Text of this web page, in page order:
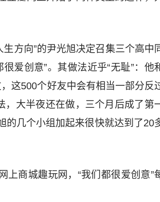
生方向”的尹光旭决定召集三个高中
爱创意”。其做法近乎“无耻”：他
这500个好友中会有相当一部分反
，大半夜还在做，三个月后成了第
的几个小组加起来很快就达到了20
上商城趣玩网，“我们都很爱创意”